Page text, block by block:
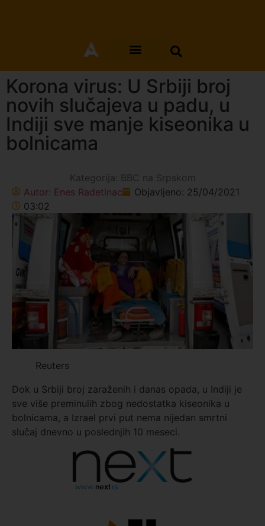
Korona virus: U Srbiji broj
novih slučajeva u padu, u
Indiji sve manje kiseonika u
bolnicama
Kategorija: BBC na Srpskom
Autor: Enes Radetinac Objavljeno: 25/04/2021
03:02
Reuters
Dok u Srbiji broj zaraženih i danas opada, u Indiji je
sve više preminulih zbog nedostatka kiseonika u
bolnicama, a Izrael prvi put nema nijedan smrtni
slučaj dnevno u poslednjih 10 meseci.